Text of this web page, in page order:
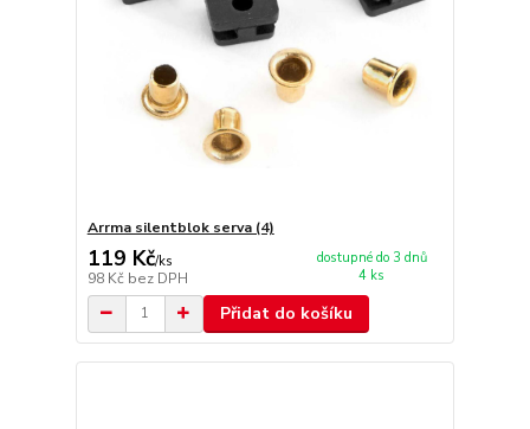
Arrma silentblok serva (4)
119 Kč/ks
98 Kč bez DPH
dostupné do 3 dnů
4 ks
Přidat do košíku